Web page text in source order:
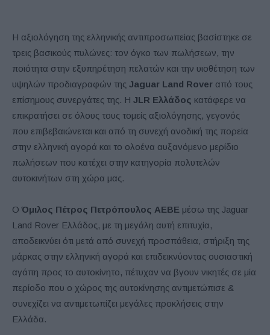
Η αξιολόγηση της ελληνικής αντιπροσωπείας βασίστηκε σε
τρεις βασικούς πυλώνες: τον όγκο των πωλήσεων, την
ποιότητα στην εξυπηρέτηση πελατών και την υιοθέτηση των
υψηλών προδιαγραφών της Jaguar Land Rover από τους
επίσημους συνεργάτες της. Η JLR Ελλάδος κατάφερε να
επικρατήσει σε όλους τους τομείς αξιολόγησης, γεγονός
που επιβεβαιώνεται και από τη συνεχή ανοδική της πορεία
στην ελληνική αγορά και το ολοένα αυξανόμενο μερίδιο
πωλήσεων που κατέχει στην κατηγορία πολυτελών
αυτοκινήτων στη χώρα μας.
Ο Όμιλος Πέτρος Πετρόπουλος ΑΕΒΕ μέσω της Jaguar
Land Rover Ελλάδος, με τη μεγάλη αυτή επιτυχία,
αποδεικνύει ότι μετά από συνεχή προσπάθεια, στήριξη της
μάρκας στην ελληνική αγορά και επιδεικνύοντας ουσιαστική
αγάπη προς το αυτοκίνητο, πέτυχαν να βγουν νικητές σε μία
περίοδο που ο χώρος της αυτοκίνησης αντιμετώπισε &
συνεχίζει να αντιμετωπίζει μεγάλες προκλήσεις στην
Ελλάδα.